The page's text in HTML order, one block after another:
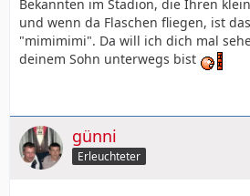
Bekannten im Stadion, die Ihren
und wenn da Flaschen fliegen, ist
"mimimimi". Da will ich dich mal
deinem Sohn unterwegs bist
günni
Erleuchteter